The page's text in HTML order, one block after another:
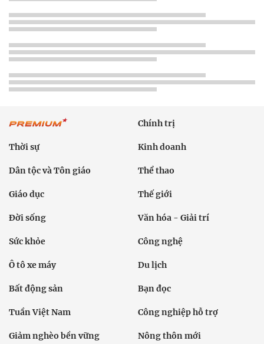
Chính trị
Thời sự Kinh doanh
Dân tộc và Tôn giáo Thể thao
Giáo dục Thế giới
Đời sống Văn hóa - Giải trí
Sức khỏe Công nghệ
Ô tô xe máy Du lịch
Bất động sản Bạn đọc
Tuần Việt Nam Công nghiệp hỗ trợ
Giảm nghèo bền vững Nông thôn mới